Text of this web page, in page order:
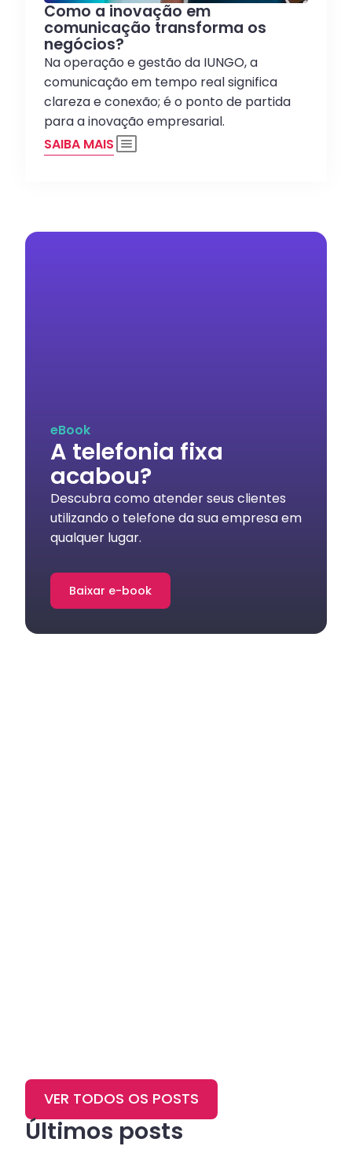
Como a inovação em
comunicação transforma os
negócios?
Na operação e gestão da IUNGO, a
comunicação em tempo real significa
clareza e conexão; é o ponto de partida
para a inovação empresarial.
SAIBA MAIS
eBook
A telefonia fixa
acabou?
Descubra como atender seus clientes
utilizando o telefone da sua empresa em
qualquer lugar.
Baixar e-book
Últimos posts
VER TODOS OS POSTS